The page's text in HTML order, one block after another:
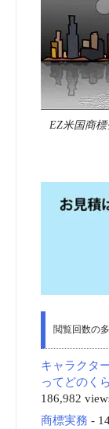
EZ米国商
閲覧回数の
キャラクタ
ってどのく
186,982
商標実務 -